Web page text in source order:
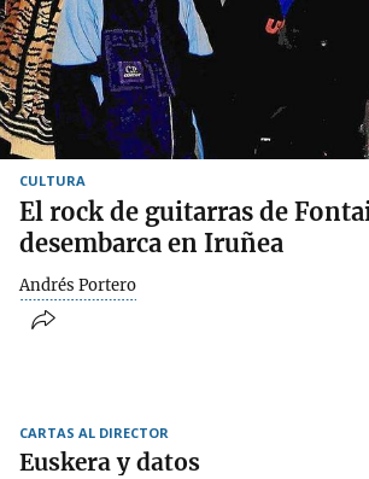
CULTURA
El rock de guitarras de
desembarca en Iruñea
Andrés Portero
CARTAS AL DIRECTOR
Euskera y datos